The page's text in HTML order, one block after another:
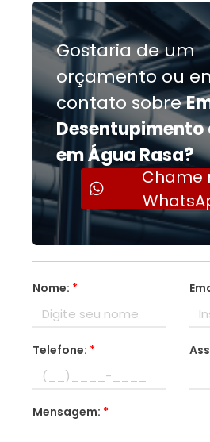
Gostaria de um
orçamento ou
contato sobre
Desentupimento
em Água Rasa?
Chame
Nome: *
Telefone: *
Mensagem: *